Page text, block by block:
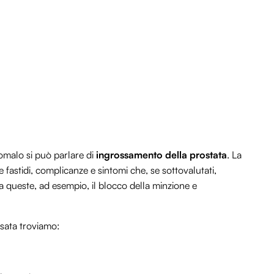
si può parlare di ingrossamento della prostata. La
complicanze e sintomi che, se sottovalutati,
ad esempio, il blocco della minzione e
troviamo: